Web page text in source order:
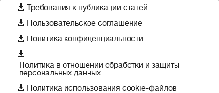
 Требования к публикации статей
 Пользовательское соглашение
 Политика конфиденциальности

Политика в отношении обработки и защиты
персональных данных
 Политика использования cookie-файлов